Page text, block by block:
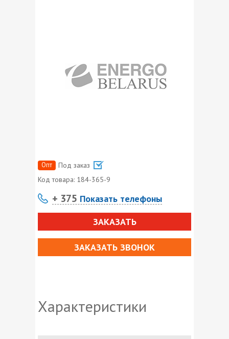
Опт
Под заказ
Код товара: 184-365-9
+ 375 Показать телефоны
ЗАКАЗАТЬ
ЗАКАЗАТЬ ЗВОНОК
Характеристики